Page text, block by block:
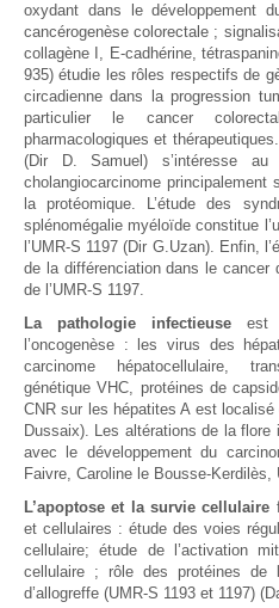
oxydant dans le développement
cancérogenèse colorectale ;
collagène I, E-cadhérine,
935) étudie les rôles respectifs de
circadienne dans la progression
particulier le cancer
pharmacologiques et
(Dir D. Samuel) s’intéresse au
cholangiocarcinome principalement
la protéomique. L’étude des
splénomégalie myéloïde constitue
l’UMR-S 1197 (Dir G.Uzan). Enfin,
de la différenciation dans le cancer
de l’UMR-S 1197.
La pathologie infectieuseest
l’oncogenèse : les virus des
carcinome hépatocellulaire,
génétique VHC, protéines de
CNR sur les hépatites A est localisé
Dussaix). Les altérations de la flore
avec le développement du
Faivre, Caroline le Bousse-Kerdilès,
L’apoptose et la survie cellulaire
et cellulaires : étude des voies
cellulaire; étude de l’activation
cellulaire ; rôle des protéines de
d’allogreffe (UMR-S 1193 et 1197)